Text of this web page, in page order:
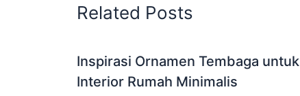
Related Posts
Inspirasi Ornamen Tembaga untuk
Interior Rumah Minimalis